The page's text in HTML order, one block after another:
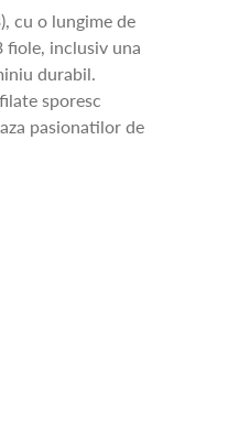
cu o lungime de
fiole, inclusiv una
durabil.
sporesc
pasionatilor de